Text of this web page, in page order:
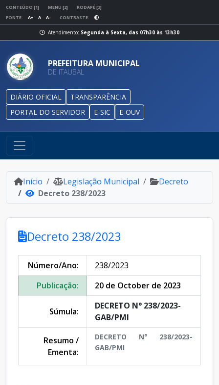
CONTEÚDO [1] MENU [2]
RODAPÉ [3]
FONTE:
A+ A A- CONTRASTE:
Atendimento: Segunda à Sexta, das 07h30 às 13h30
PREFEITURA MUNICIPAL
DE ITAUBAL
DIÁRIO OFICIAL
TRANSPARÊNCIA
PORTAL DO SERVIDOR
E-SIC E-OUV
Início Legislação Municipal
Decreto
Decreto 238/2023
Decreto 238/2023
Número/Ano:
238/2023
Publicação:
20 de October de 2023
Súmula:
DECRETO N° 238/2023-
GAB/PMI
Resumo /
Ementa:
DECRETO N° 238/2023-
GAB/PMI